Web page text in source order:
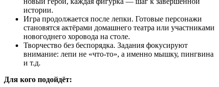
истории.
Игра продолжается после лепки. Готовые персонажи
становятся актёрами домашнего театра или участниками
новогоднего хоровода на столе.
Творчество без беспорядка. Задания фокусируют
внимание: лепи не «что-то», а именно мышку, пингвина
и т.д.
Для кого подойдёт: